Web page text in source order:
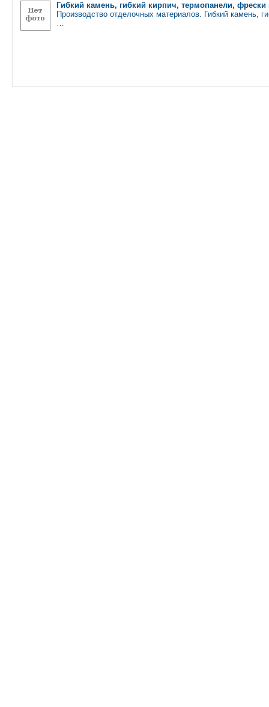
Гибкий камень, гибкий кирпич, термопанели, фрески
Производство отделочных материалов. Гибкий камень,
…